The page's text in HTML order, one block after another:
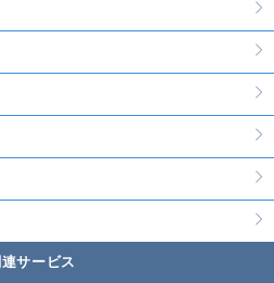
連サービス